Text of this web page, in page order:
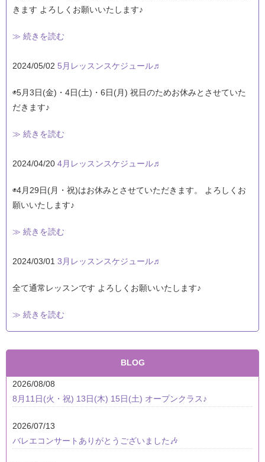
きます よろしくお願いいたします♪
≫ 続きを読む
2024/05/02 5月レッスンスケジュール♬
◉5月3日(金)・4日(土)・6日(月) 祝日のためお休みとさせていた
だきます♪
≫ 続きを読む
2024/04/20 4月レッスンスケジュール♬
◉4月29日(月・祝)はお休みとさせていただきます。 よろしくお
願いいたします♪
≫ 続きを読む
2024/03/01 3月レッスンスケジュール♬
全て通常レッスンです よろしくお願いいたします♪
≫ 続きを読む
BLOG
2026/08/08
8月11日(火・祝) 13日(木) 15日(土) オープンクラス♪
2026/07/13
バレエコンサートありがとうございました🎶